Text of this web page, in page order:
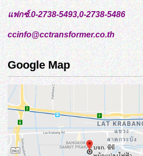
แฟกซ์.0-2738-5493,0-2738-5486
ccinfo@cctransformer.co.th
Google Map